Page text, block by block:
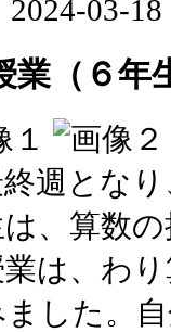
2024-03-
業（６年
週とな
は、算数
は、わ
した。